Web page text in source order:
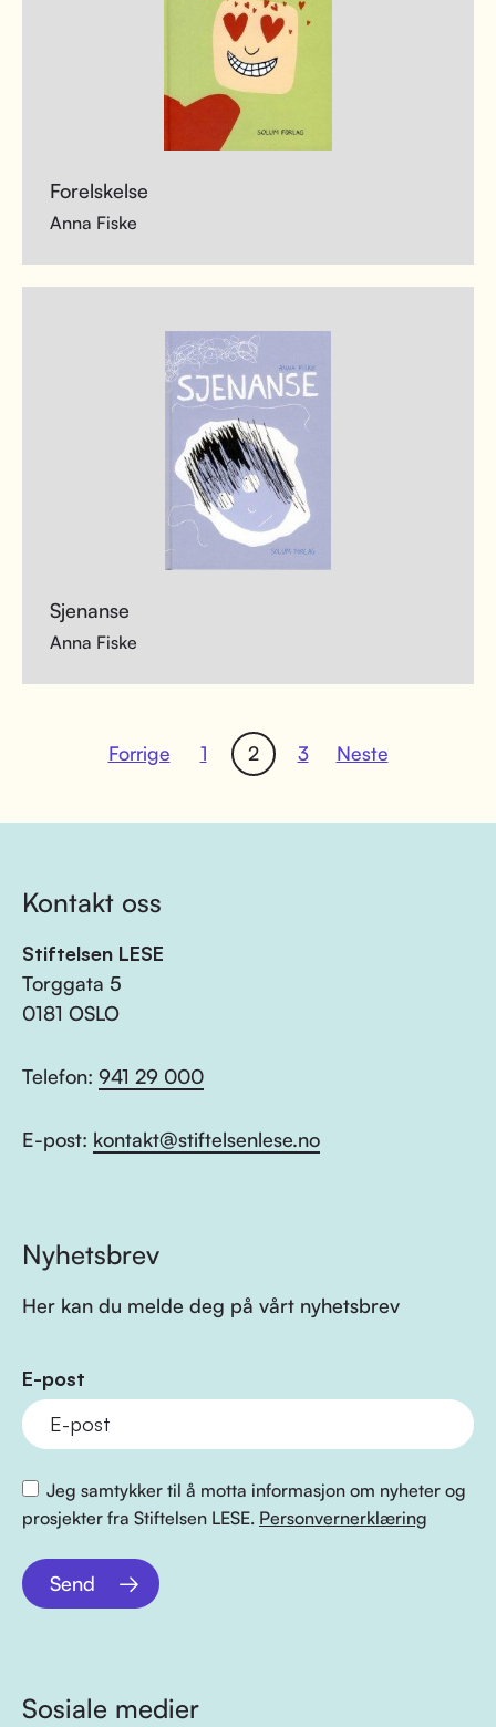
Forelskelse
Anna Fiske
Sjenanse
Anna Fiske
Forrige 1 2 3 Neste
Kontakt oss
Stiftelsen LESE
Torggata 5
0181 OSLO
Telefon: 941 29 000
E-post: kontakt@stiftelsenlese.no
Nyhetsbrev
Her kan du melde deg på vårt nyhetsbrev
E-post
Jeg samtykker til å motta informasjon om nyheter og
prosjekter fra Stiftelsen LESE. Personvernerklæring
Send
Sosiale medier